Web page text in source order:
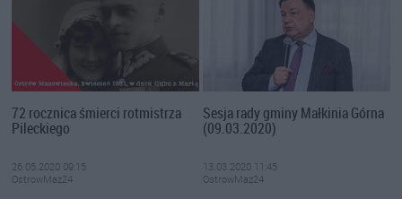
72 rocznica śmierci rotmistrza
Pileckiego
26.05.2020 09:15
OstrowMaz24
Sesja rady gminy Małkinia Górna
(09.03.2020)
13.03.2020 11:45
OstrowMaz24